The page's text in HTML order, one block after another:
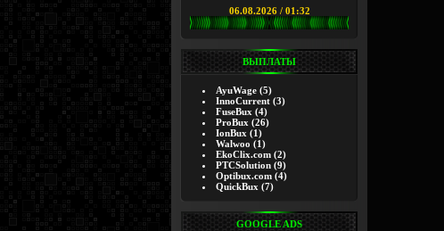
06.08.2026 / 01:32
ВЫПЛАТЫ
AyuWage (5)
InnoCurrent (3)
FuseBux (4)
ProBux (26)
IonBux (1)
Walwoo (1)
EkoClix.com (2)
PTCSolution (9)
Optibux.com (4)
QuickBux (7)
GOOGLE ADS